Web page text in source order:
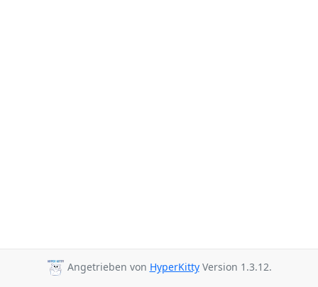
Angetrieben von HyperKittyVersion 1.3.12.